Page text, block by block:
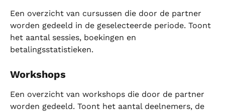
Een overzicht van cursussen die door de partner
worden gedeeld in de geselecteerde periode. Toont
het aantal sessies, boekingen en
betalingsstatistieken.
Workshops
Een overzicht van workshops die door de partner
worden gedeeld. Toont het aantal deelnemers, de